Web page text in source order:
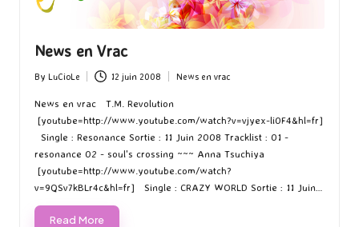
News en Vrac
Posted
by
By LuCioLe 12 juin 2008
Posted
News en vrac
News en vrac T.M. Revolution
[youtube=http://www.youtube.com/watch?v=vjyex-li0F4&hl=fr]
Single : Resonance Sortie : 11 Juin 2008 Tracklist : 01 -
resonance 02 - soul's crossing ~~~ Anna Tsuchiya
[youtube=http://www.youtube.com/watch?
v=9QSv7kBLr4c&hl=fr] Single : CRAZY WORLD Sortie : 11 Juin…
Read More